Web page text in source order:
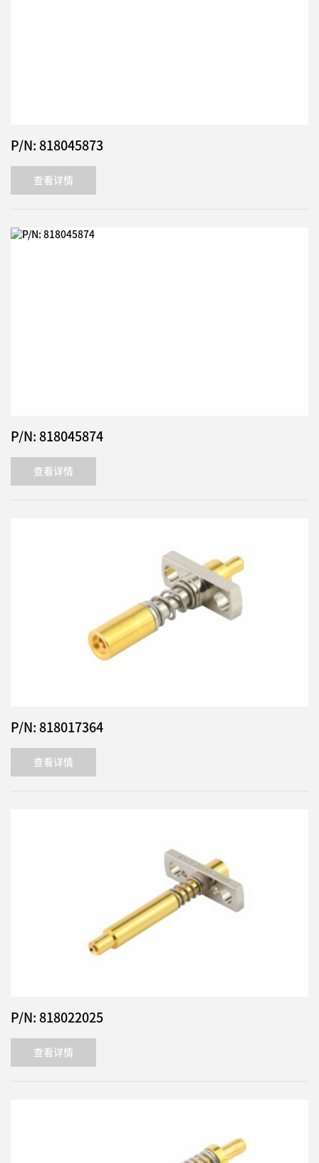
P/N: 818045873
查看详情
P/N: 818045874
查看详情
P/N: 818017364
查看详情
P/N: 818022025
查看详情